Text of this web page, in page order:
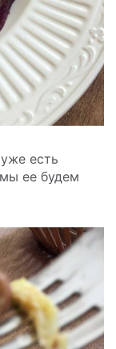
есть
ее будем